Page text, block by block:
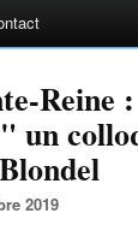
Reine
un
2019